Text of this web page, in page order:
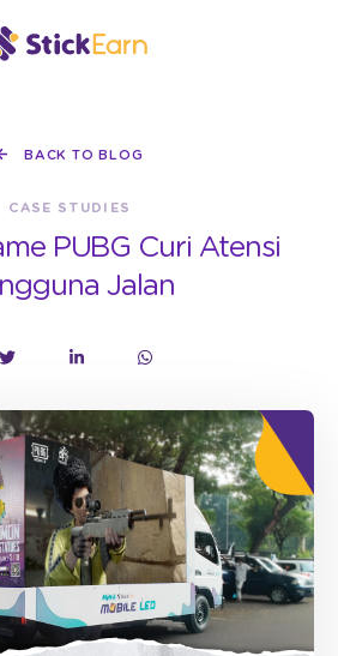
BACK TO BLOG
CASE STUDIES
PUBG Curi Atensi
Jalan